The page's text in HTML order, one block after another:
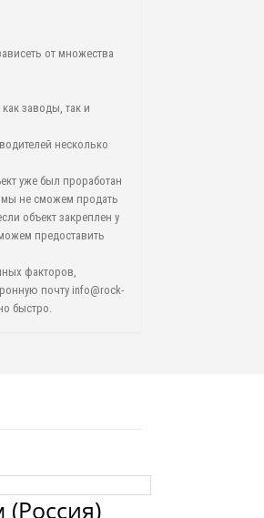
от множества
заводы, так и
несколько
уже был проработан
не сможем продать
объект закреплен у
предоставить
факторов,
почту info@rock-
быстро.